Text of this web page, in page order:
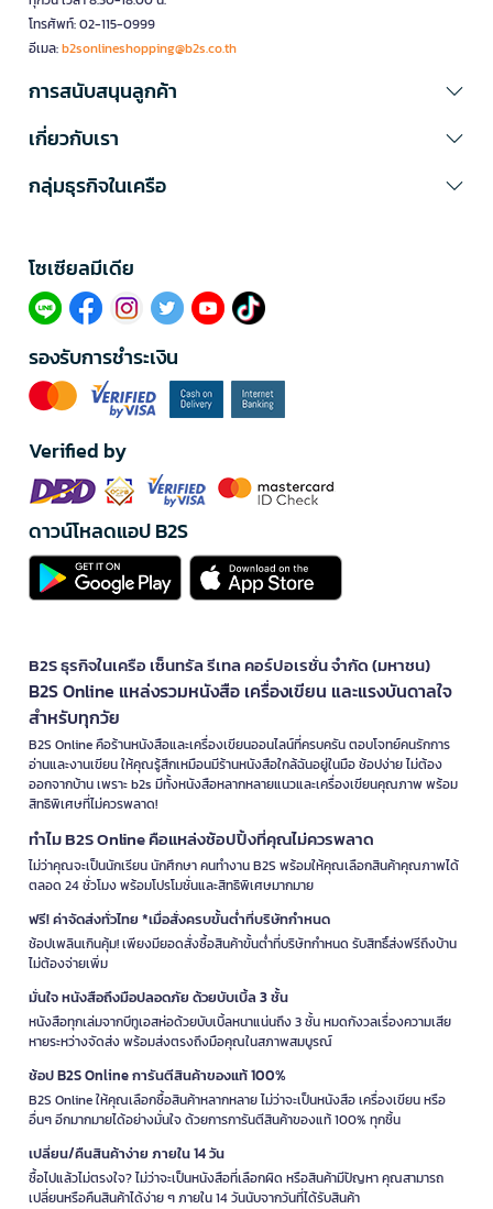
โทรศัพท์: 02-115-0999
อีเมล:b2sonlineshopping@b2s.co.th
การสนับสนุนลูกค้า
เกี่ยวกับเรา
กลุ่มธุรกิจในเครือ
โซเซียลมีเดีย​
รองรับการชำระเงิน
Verified by
ดาวน์โหลดแอป B2S
B2S ธุรกิจในเครือ เซ็นทรัล รีเทล คอร์ปอเรชั่น จำกัด (มหาชน)
B2S Online แหล่งรวมหนังสือ เครื่องเขียน และแรงบันดาลใจ
สำหรับทุกวัย
B2S Online คือร้านหนังสือและเครื่องเขียนออนไลน์ที่ครบครัน ตอบโจทย์คนรักการ
อ่านและงานเขียน ให้คุณรู้สึกเหมือนมีร้านหนังสือใกล้ฉันอยู่ในมือ ช้อปง่าย ไม่ต้อง
ออกจากบ้าน เพราะ b2s มีทั้งหนังสือหลากหลายแนวและเครื่องเขียนคุณภาพ พร้อม
สิทธิพิเศษที่ไม่ควรพลาด!
ทำไม B2S Online คือแหล่งช้อปปิ้งที่คุณไม่ควรพลาด
ไม่ว่าคุณจะเป็นนักเรียน นักศึกษา คนทำงาน B2S พร้อมให้คุณเลือกสินค้าคุณภาพได้
ตลอด 24 ชั่วโมง พร้อมโปรโมชั่นและสิทธิพิเศษมากมาย
ฟรี! ค่าจัดส่งทั่วไทย *เมื่อสั่งครบขั้นต่ำที่บริษัทกำหนด
ช้อปเพลินเกินคุ้ม! เพียงมียอดสั่งซื้อสินค้าขั้นต่ำที่บริษัทกำหนด รับสิทธิ์ส่งฟรีถึงบ้าน
ไม่ต้องจ่ายเพิ่ม
มั่นใจ หนังสือถึงมือปลอดภัย ด้วยบับเบิ้ล 3 ชั้น
หนังสือทุกเล่มจากบีทูเอสห่อด้วยบับเบิ้ลหนาแน่นถึง 3 ชั้น หมดกังวลเรื่องความเสีย
หายระหว่างจัดส่ง พร้อมส่งตรงถึงมือคุณในสภาพสมบูรณ์
ช้อป B2S Online การันตีสินค้าของแท้ 100%
B2S Online ให้คุณเลือกซื้อสินค้าหลากหลาย ไม่ว่าจะเป็นหนังสือ เครื่องเขียน หรือ
อื่นๆ อีกมากมายได้อย่างมั่นใจ ด้วยการการันตีสินค้าของแท้ 100% ทุกชิ้น
เปลี่ยน/คืนสินค้าง่าย ภายใน 14 วัน
ซื้อไปแล้วไม่ตรงใจ? ไม่ว่าจะเป็นหนังสือที่เลือกผิด หรือสินค้ามีปัญหา คุณสามารถ
เปลี่ยนหรือคืนสินค้าได้ง่าย ๆ ภายใน 14 วันนับจากวันที่ได้รับสินค้า